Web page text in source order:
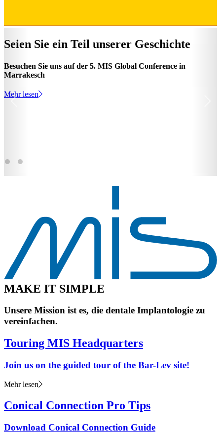
Seien Sie ein Teil unserer Geschichte
Besuchen Sie uns auf der 5. MIS Global Conference in
Marrakesch
Mehr lesen
MAKE IT SIMPLE
Unsere Mission ist es, die dentale Implantologie zu
vereinfachen.
Touring MIS Headquarters
Join us on the guided tour of the Bar-Lev site!
Mehr lesen
Conical Connection Pro Tips
Download Conical Connection Guide